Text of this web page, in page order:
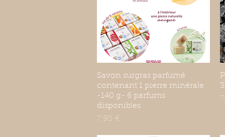
Aperçu rapide
Savon surgras parfumé
contenant 1 pierre minérale
-140 g- 6 parfums
disponibles
Prix
7,90 €